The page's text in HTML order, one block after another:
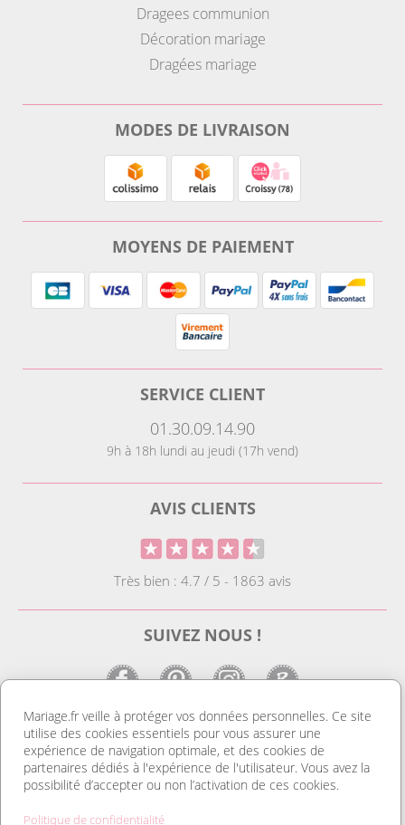
Dragees communion
Décoration mariage
Dragées mariage
MODES DE LIVRAISON
MOYENS DE PAIEMENT
SERVICE CLIENT
01.30.09.14.90
9h à 18h lundi au jeudi (17h vend)
AVIS CLIENTS
Très bien : 4.7 / 5 - 1863 avis
SUIVEZ NOUS !
LE SITE DE LA DECO MARIAGE
Notre site est le spécialiste de la décoration mariage. Vous
trouverez des idées de déco pas cher ainsi que des housses de
Mariage.fr veille à protéger vos données personnelles. Ce site
utilise des cookies essentiels pour vous assurer une
expérience de navigation optimale, et des cookies de
partenaires dédiés à l'expérience de l'utilisateur. Vous avez la
possibilité d’accepter ou non l’activation de ces cookies.
Politique de confidentialité